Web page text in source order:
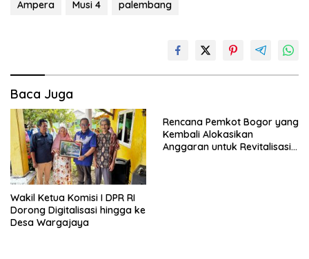
Ampera Musi 4 palembang
Baca Juga
Wakil Ketua Komisi I DPR RI
Dorong Digitalisasi hingga ke
Desa Wargajaya
Rencana Pemkot Bogor yang
Kembali Alokasikan
Anggaran untuk Revitalisasi